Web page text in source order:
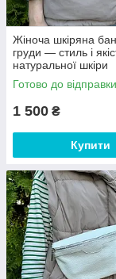
Жіноча шкіряна
груди — стиль і
натуральної шкіри
Готово до відправки
1 500 ₴
Купити